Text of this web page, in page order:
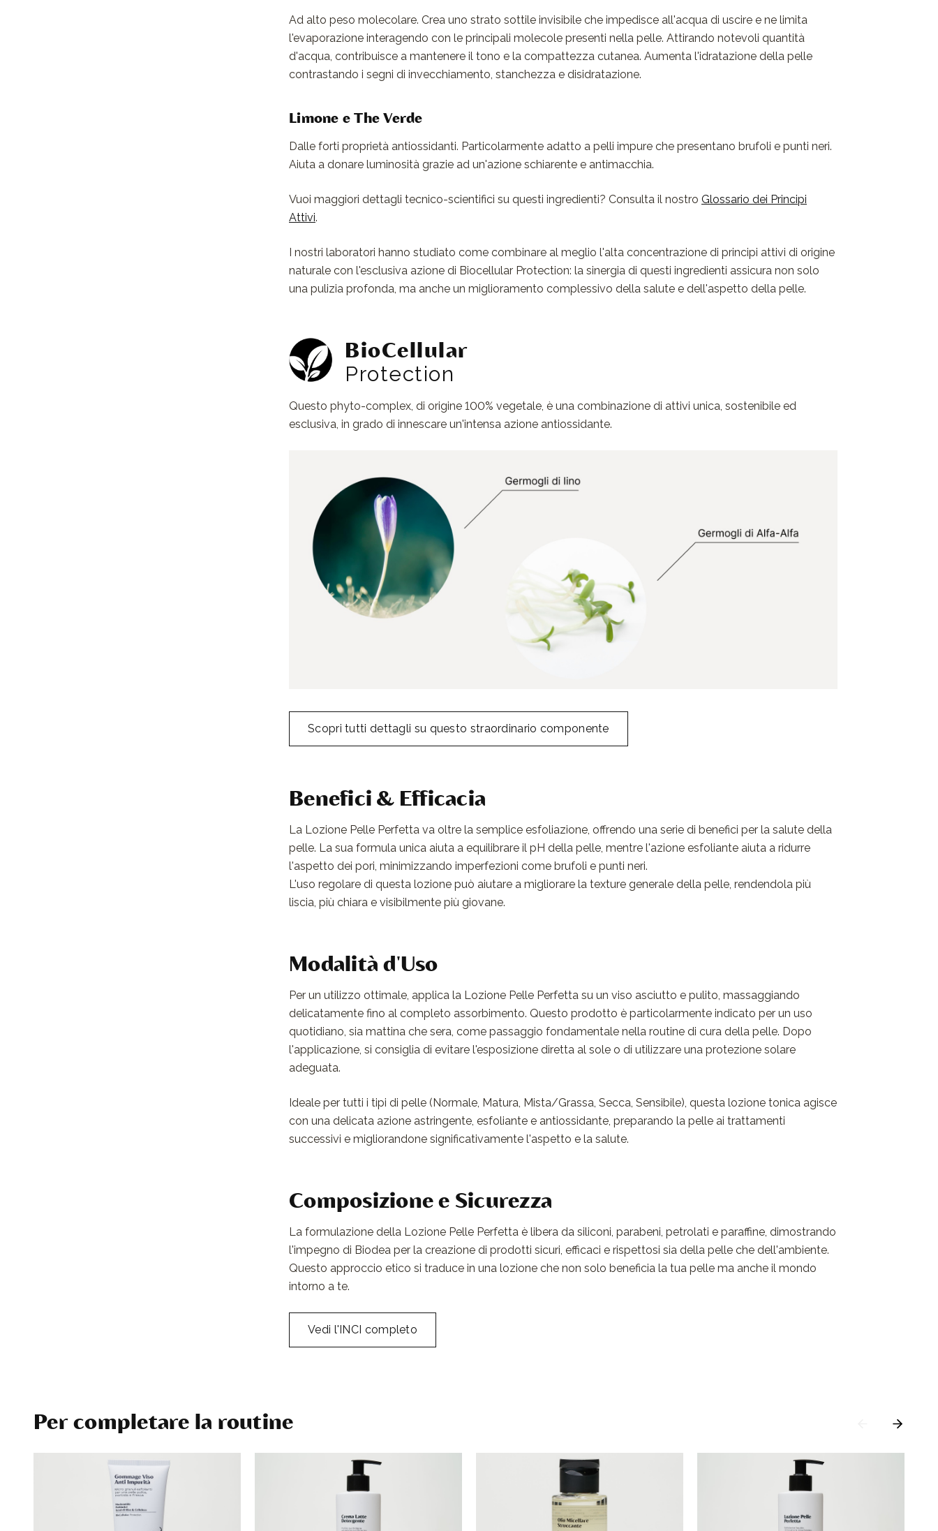
Ad alto peso molecolare. Crea uno strato sottile invisibile che impedisce all'acqua di uscire e ne limita
l'evaporazione interagendo con le principali molecole presenti nella pelle. Attirando notevoli quantità
d'acqua, contribuisce a mantenere il tono e la compattezza cutanea. Aumenta l'idratazione della pelle
contrastando i segni di invecchiamento, stanchezza e disidratazione.
Limone e The Verde
Dalle forti proprietà antiossidanti. Particolarmente adatto a pelli impure che presentano brufoli e punti neri.
Aiuta a donare luminosità grazie ad un'azione schiarente e antimacchia.
Vuoi maggiori dettagli tecnico-scientifici su questi ingredienti? Consulta il nostro Glossario dei Principi
Attivi.
I nostri laboratori hanno studiato come combinare al meglio l'alta concentrazione di principi attivi di origine
naturale con l'esclusiva azione di Biocellular Protection: la sinergia di questi ingredienti assicura non solo
una pulizia profonda, ma anche un miglioramento complessivo della salute e dell'aspetto della pelle.
BioCellular
Protection
Questo phyto-complex, di origine 100% vegetale, è una combinazione di attivi unica, sostenibile ed
esclusiva, in grado di innescare un'intensa azione antiossidante.
Scopri tutti dettagli su questo straordinario componente
Benefici & Efficacia
La Lozione Pelle Perfetta va oltre la semplice esfoliazione, offrendo una serie di benefici per la salute della
pelle. La sua formula unica aiuta a equilibrare il pH della pelle, mentre l'azione esfoliante aiuta a ridurre
l'aspetto dei pori, minimizzando imperfezioni come brufoli e punti neri.
L'uso regolare di questa lozione può aiutare a migliorare la texture generale della pelle, rendendola più
liscia, più chiara e visibilmente più giovane.
Modalità d'Uso
Per un utilizzo ottimale, applica la Lozione Pelle Perfetta su un viso asciutto e pulito, massaggiando
delicatamente fino al completo assorbimento. Questo prodotto è particolarmente indicato per un uso
quotidiano, sia mattina che sera, come passaggio fondamentale nella routine di cura della pelle. Dopo
l'applicazione, si consiglia di evitare l'esposizione diretta al sole o di utilizzare una protezione solare
adeguata.
Ideale per tutti i tipi di pelle (Normale, Matura, Mista/Grassa, Secca, Sensibile), questa lozione tonica agisce
con una delicata azione astringente, esfoliante e antiossidante, preparando la pelle ai trattamenti
successivi e migliorandone significativamente l'aspetto e la salute.
Composizione e Sicurezza
La formulazione della Lozione Pelle Perfetta è libera da siliconi, parabeni, petrolati e paraffine, dimostrando
l'impegno di Biodea per la creazione di prodotti sicuri, efficaci e rispettosi sia della pelle che dell'ambiente.
Questo approccio etico si traduce in una lozione che non solo beneficia la tua pelle ma anche il mondo
intorno a te.
Vedi l'INCI completo
Per completare la routine